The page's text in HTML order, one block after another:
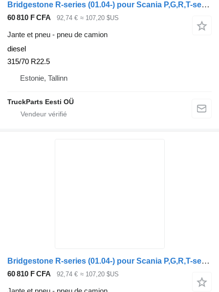
Bridgestone R-series (01.04-) pour Scania P,G,R,T-series (2004-2017)
60 810 F CFA 92,74 € ≈ 107,20 $US
Jante et pneu - pneu de camion
diesel
315/70 R22.5
Estonie, Tallinn
TruckParts Eesti OÜ
Bridgestone R-series (01.04-) pour Scania P,G,R,T-series (2004-2017)
60 810 F CFA 92,74 € ≈ 107,20 $US